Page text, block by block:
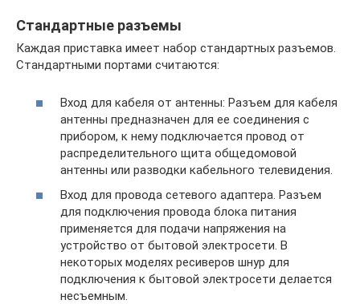
Стандартные разъемы
Каждая приставка имеет набор стандартных разъемов.
Стандартными портами считаются:
Вход для кабеля от антенны: Разъем для кабеля
антенны предназначен для ее соединения с
прибором, к нему подключается провод от
распределительного щита общедомовой
антенны или разводки кабельного телевидения.
Вход для провода сетевого адаптера. Разъем
для подключения провода блока питания
применяется для подачи напряжения на
устройство от бытовой электросети. В
некоторых моделях ресиверов шнур для
подключения к бытовой электросети делается
несъемным.